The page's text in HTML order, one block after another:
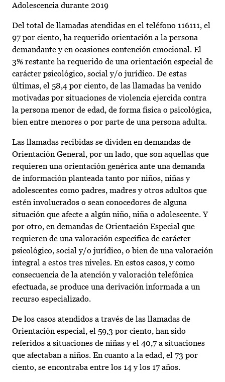
Adolescencia durante 2019
Del total de llamadas atendidas en el teléfono 116111, el
97 por ciento, ha requerido orientación a la persona
demandante y en ocasiones contención emocional. El
3% restante ha requerido de una orientación especial de
carácter psicológico, social y/o jurídico. De estas
últimas, el 58,4 por ciento, de las llamadas ha venido
motivadas por situaciones de violencia ejercida contra
la persona menor de edad, de forma física o psicológica,
bien entre menores o por parte de una persona adulta.
Las llamadas recibidas se dividen en demandas de
Orientación General, por un lado, que son aquellas que
requieren una orientación genérica ante una demanda
de información planteada tanto por niños, niñas y
adolescentes como padres, madres y otros adultos que
estén involucrados o sean conocedores de alguna
situación que afecte a algún niño, niña o adolescente. Y
por otro, en demandas de Orientación Especial que
requieren de una valoración específica de carácter
psicológico, social y/o jurídico, o bien de una valoración
integral a estos tres niveles. En estos casos, y como
consecuencia de la atención y valoración telefónica
efectuada, se produce una derivación informada a un
recurso especializado.
De los casos atendidos a través de las llamadas de
Orientación especial, el 59,3 por ciento, han sido
referidos a situaciones de niñas y el 40,7 a situaciones
que afectaban a niños. En cuanto a la edad, el 73 por
ciento, se encontraba entre los 14 y los 17 años.